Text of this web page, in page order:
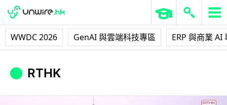
WWDC 2026 GenAI 與雲端科技專區 ERP 與商業 AI
RTHK